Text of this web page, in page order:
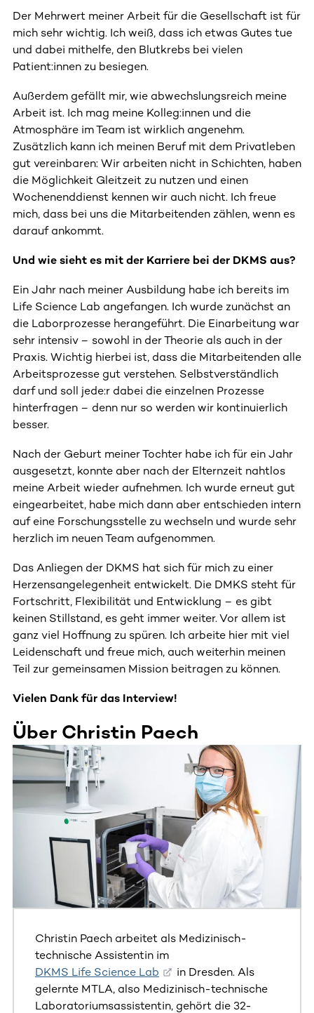
Der Mehrwert meiner Arbeit für die Gesellschaft ist für
mich sehr wichtig. Ich weiß, dass ich etwas Gutes tue
und dabei mithelfe, den Blutkrebs bei vielen
Patient:innen zu besiegen.
Außerdem gefällt mir, wie abwechslungsreich meine
Arbeit ist. Ich mag meine Kolleg:innen und die
Atmosphäre im Team ist wirklich angenehm.
Zusätzlich kann ich meinen Beruf mit dem Privatleben
gut vereinbaren: Wir arbeiten nicht in Schichten, haben
die Möglichkeit Gleitzeit zu nutzen und einen
Wochenenddienst kennen wir auch nicht. Ich freue
mich, dass bei uns die Mitarbeitenden zählen, wenn es
darauf ankommt.
Und wie sieht es mit der Karriere bei der DKMS aus?
Ein Jahr nach meiner Ausbildung habe ich bereits im
Life Science Lab angefangen. Ich wurde zunächst an
die Laborprozesse herangeführt. Die Einarbeitung war
sehr intensiv – sowohl in der Theorie als auch in der
Praxis. Wichtig hierbei ist, dass die Mitarbeitenden alle
Arbeitsprozesse gut verstehen. Selbstverständlich
darf und soll jede:r dabei die einzelnen Prozesse
hinterfragen – denn nur so werden wir kontinuierlich
besser.
Nach der Geburt meiner Tochter habe ich für ein Jahr
ausgesetzt, konnte aber nach der Elternzeit nahtlos
meine Arbeit wieder aufnehmen. Ich wurde erneut gut
eingearbeitet, habe mich dann aber entschieden intern
auf eine Forschungsstelle zu wechseln und wurde sehr
herzlich im neuen Team aufgenommen.
Das Anliegen der DKMS hat sich für mich zu einer
Herzensangelegenheit entwickelt. Die DMKS steht für
Fortschritt, Flexibilität und Entwicklung – es gibt
keinen Stillstand, es geht immer weiter. Vor allem ist
ganz viel Hoffnung zu spüren. Ich arbeite hier mit viel
Leidenschaft und freue mich, auch weiterhin meinen
Teil zur gemeinsamen Mission beitragen zu können.
Vielen Dank für das Interview!
Über Christin Paech
Dieser Bereich enthält horizontal scrollbare Inhalte.
Christin Paech arbeitet als Medizinisch-
technische Assistentin im
DKMS Life Science Lab
in Dresden. Als
gelernte MTLA, also Medizinisch-technische
Laboratoriumsassistentin, gehört die 32-